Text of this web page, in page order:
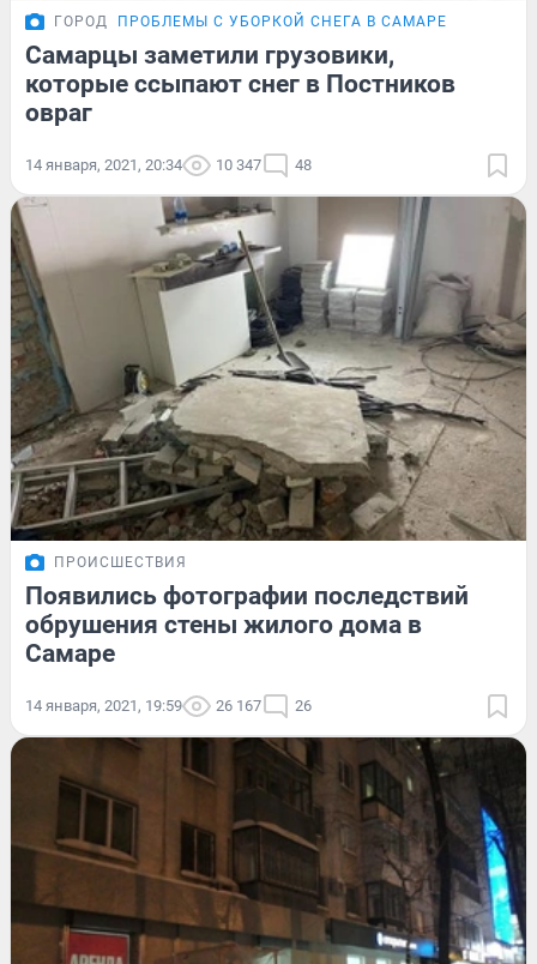
ГОРОД ПРОБЛЕМЫ С УБОРКОЙ СНЕГА В САМАРЕ
Самарцы заметили грузовики,
которые ссыпают снег в Постников
овраг
14 января, 2021, 20:34 10 347 48
ПРОИСШЕСТВИЯ
Появились фотографии последствий
обрушения стены жилого дома в
Самаре
14 января, 2021, 19:59 26 167 26